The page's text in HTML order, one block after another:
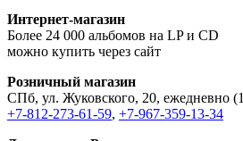
Интернет-магазин
Более 24 000 альбомов на LP и CD
можно купить через сайт
Розничный магазин
СПб, ул. Жуковского, 20, ежедневно
+7-812-273-61-59, +7-967-359-13-34